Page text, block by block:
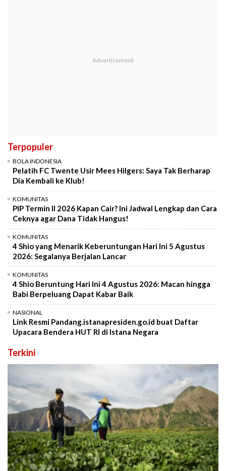
Terpopuler
BOLA INDONESIA
Pelatih FC Twente Usir Mees Hilgers: Saya Tak Berharap
Dia Kembali ke Klub!
KOMUNITAS
PIP Termin II 2026 Kapan Cair? Ini Jadwal Lengkap dan Cara
Ceknya agar Dana Tidak Hangus!
KOMUNITAS
4 Shio yang Menarik Keberuntungan Hari Ini 5 Agustus
2026: Segalanya Berjalan Lancar
KOMUNITAS
4 Shio Beruntung Hari Ini 4 Agustus 2026: Macan hingga
Babi Berpeluang Dapat Kabar Baik
NASIONAL
Link Resmi Pandang.istanapresiden.go.id buat Daftar
Upacara Bendera HUT RI di Istana Negara
Terkini